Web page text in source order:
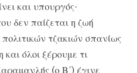
και υπουργός·
δεν παίζεται η ζωή
τζακιών σπανίως
όλοι ξέρουμε τι
(ο Β΄) έγινε